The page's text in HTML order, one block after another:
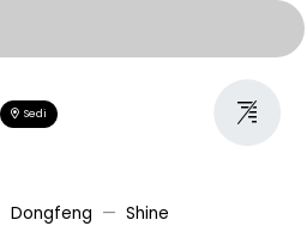
Sedi
Dongfeng Shine